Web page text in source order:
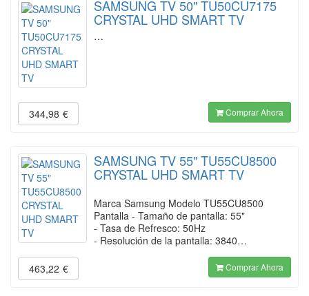
SAMSUNG TV 50" TU50CU7175
CRYSTAL UHD SMART TV
…
344,98 € Comprar Ahora
SAMSUNG TV 55" TU55CU8500
CRYSTAL UHD SMART TV
Marca Samsung Modelo TU55CU8500
Pantalla - Tamaño de pantalla: 55"
- Tasa de Refresco: 50Hz
- Resolución de la pantalla: 3840…
463,22 € Comprar Ahora